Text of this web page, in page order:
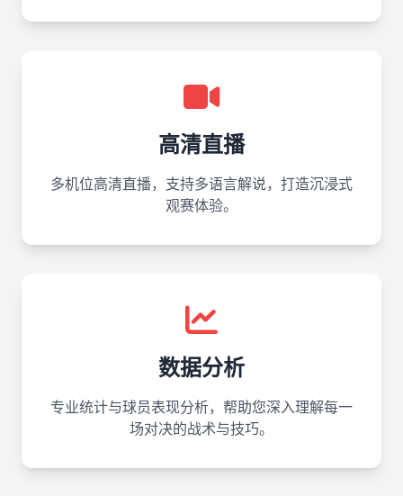
高清直播
多机位高清直播，支持多语言解说，打造沉浸式
观赛体验。
数据分析
专业统计与球员表现分析，帮助您深入理解每一
场对决的战术与技巧。